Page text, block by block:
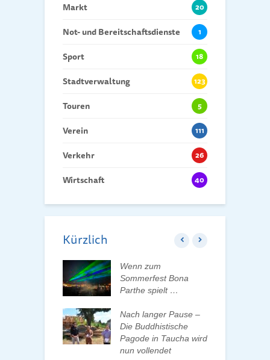
Markt 20
Not- und Bereitschaftsdienste 1
Sport 18
Stadtverwaltung 123
Touren 5
Verein 111
Verkehr 26
Wirtschaft 40
Kürzlich
Wenn zum
Sommerfest Bona
Parthe spielt …
Nach langer Pause –
Die Buddhistische
Pagode in Taucha wird
nun vollendet